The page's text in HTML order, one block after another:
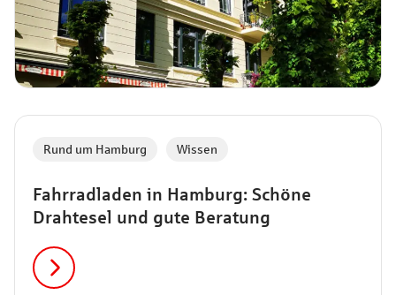
Fahrradladen in Hamburg: Schöne
Drahtesel und gute Beratung
Rund um Hamburg Wissen